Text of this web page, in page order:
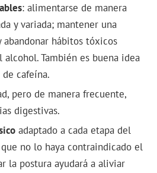
: alimentarse de manera
y variada; mantener una
abandonar hábitos tóxicos
También es buena idea
cafeína.
pero de manera frecuente,
digestivas.
adaptado a cada etapa del
no lo haya contraindicado el
la postura ayudará a aliviar